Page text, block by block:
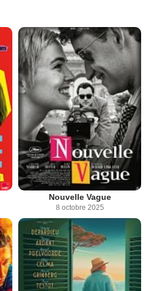
Nouvelle Vague
8 octobre 2025